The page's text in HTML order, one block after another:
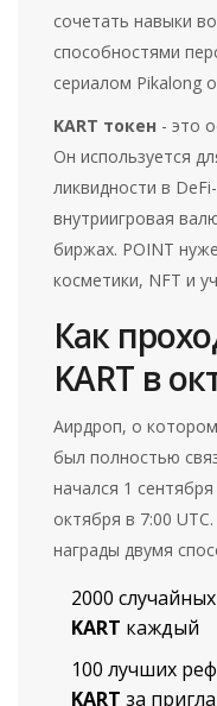
сочетать навыки
способностями
сериалом Pikalong
KART токен - это
Он используется
ликвидности в
внутриигровая
биржах. POINT
косметики, NFT и
Как
KART в
Аирдроп, о
был полностью
начался 1
октября в 7:00
награды двумя
2000
KART каждый
100 лучших
KART за